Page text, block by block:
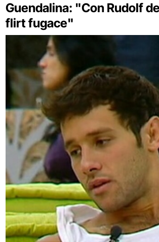
Guendalina: "Con Rudolf
flirt fugace"